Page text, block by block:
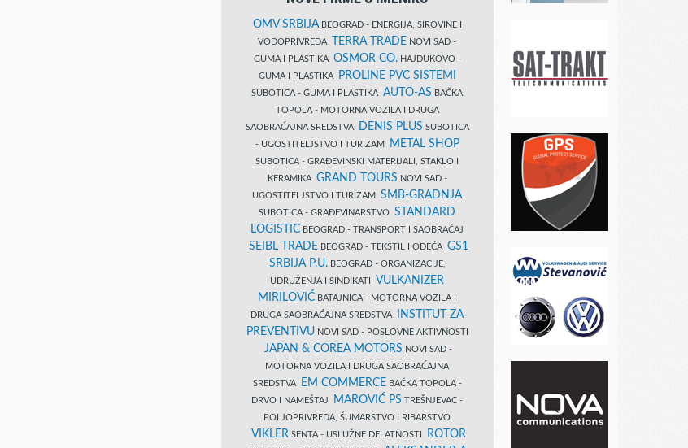
OMV SRBIJABEOGRAD - ENERGIJA, SIROVINE I
VODOPRIVREDA
TERRA TRADE NOVI SAD -
GUMA I PLASTIKA OSMOR CO.HAJDUKOVO -
GUMA I PLASTIKA
PROLINE PVC SISTEMI
SUBOTICA - GUMA I PLASTIKA AUTO-AS BAČKA
TOPOLA - MOTORNA VOZILA I DRUGA
SAOBRAĆAJNA SREDSTVA
DENIS PLUS SUBOTICA
- UGOSTITELJSTVO I TURIZAM
METAL SHOP
SUBOTICA - GRAĐEVINSKI MATERIJALI, STAKLO I
KERAMIKA GRAND TOURS NOVI SAD -
UGOSTITELJSTVO I TURIZAM SMB-GRADNJA
SUBOTICA - GRAĐEVINARSTVO STANDARD
LOGISTIC BEOGRAD - TRANSPORT I SAOBRAĆAJ
SEIBL TRADE BEOGRAD - TEKSTIL I ODEĆA GS1
SRBIJA P.U.BEOGRAD - ORGANIZACIJE,
UDRUŽENJA I SINDIKATI VULKANIZER
MIRILOVIĆ BATAJNICA - MOTORNA VOZILA I
DRUGA SAOBRAĆAJNA SREDSTVA
INSTITUT ZA
PREVENTIVUNOVI SAD - POSLOVNE AKTIVNOSTI
JAPAN & COREA MOTORS NOVI SAD -
MOTORNA VOZILA I DRUGA SAOBRAĆAJNA
SREDSTVA
EM COMMERCE BAČKA TOPOLA -
DRVO I NAMEŠTAJ
MAROVIĆ PS TREŠNJEVAC -
POLJOPRIVREDA, ŠUMARSTVO I RIBARSTVO
VIKLER SENTA - USLUŽNE DELATNOSTI ROTOR